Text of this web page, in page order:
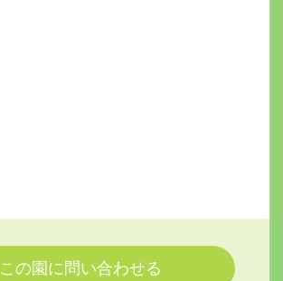
この園に問い合わせる